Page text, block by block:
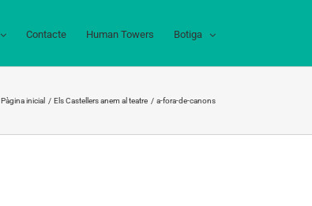
Contacte Human Towers Botiga
Pàgina inicial Els Castellers anem al teatre a-fora-de-canons